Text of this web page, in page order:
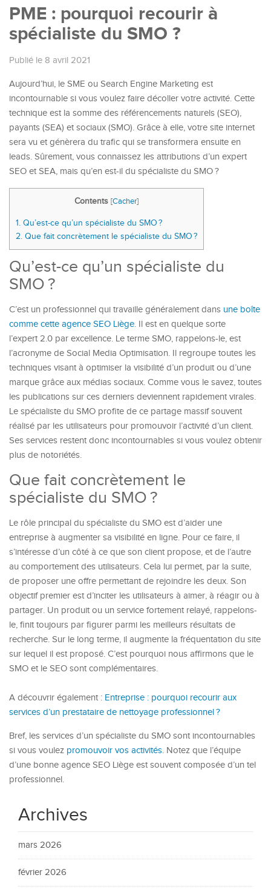
PME : pourquoi recourir à
spécialiste du SMO ?
Publié le 8 avril 2021
Aujourd’hui, le SME ou Search Engine Marketing est
incontournable si vous voulez faire décoller votre activité. Cette
technique est la somme des référencements naturels (SEO),
payants (SEA) et sociaux (SMO). Grâce à elle, votre site internet
sera vu et génèrera du trafic qui se transformera ensuite en
leads. Sûrement, vous connaissez les attributions d’un expert
SEO et SEA, mais qu’en est-il du spécialiste du SMO ?
Contents [Cacher]
1. Qu’est-ce qu’un spécialiste du SMO ?
2. Que fait concrètement le spécialiste du SMO ?
Qu’est-ce qu’un spécialiste du
SMO ?
C’est un professionnel qui travaille généralement dans une boîte
comme cette agence SEO Liège. Il est en quelque sorte
l’expert 2.0 par excellence. Le terme SMO, rappelons-le, est
l’acronyme de Social Media Optimisation. Il regroupe toutes les
techniques visant à optimiser la visibilité d’un produit ou d’une
marque grâce aux médias sociaux. Comme vous le savez, toutes
les publications sur ces derniers deviennent rapidement virales.
Le spécialiste du SMO profite de ce partage massif souvent
réalisé par les utilisateurs pour promouvoir l’activité d’un client.
Ses services restent donc incontournables si vous voulez obtenir
plus de notoriétés.
Que fait concrètement le
spécialiste du SMO ?
Le rôle principal du spécialiste du SMO est d’aider une
entreprise à augmenter sa visibilité en ligne. Pour ce faire, il
s’intéresse d’un côté à ce que son client propose, et de l’autre
au comportement des utilisateurs. Cela lui permet, par la suite,
de proposer une offre permettant de rejoindre les deux. Son
objectif premier est d’inciter les utilisateurs à aimer, à réagir ou à
partager. Un produit ou un service fortement relayé, rappelons-
le, finit toujours par figurer parmi les meilleurs résultats de
recherche. Sur le long terme, il augmente la fréquentation du site
sur lequel il est proposé. C’est pourquoi nous affirmons que le
SMO et le SEO sont complémentaires.
A découvrir également : Entreprise : pourquoi recourir aux
services d’un prestataire de nettoyage professionnel ?
Bref, les services d’un spécialiste du SMO sont incontournables
si vous voulez promouvoir vos activités. Notez que l’équipe
d’une bonne agence SEO Liège est souvent composée d’un tel
professionnel.
Archives
mars 2026
février 2026